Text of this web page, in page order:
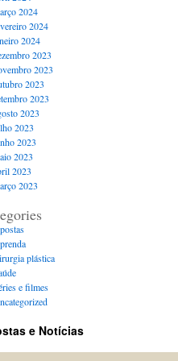
2024
2024
2024
2023
2023
2023
2023
2023
2023
2023
2023
2023
2023
plástica
e filmes
e Notícias